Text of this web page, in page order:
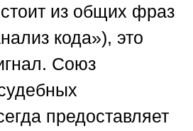
из общих фраз
кода»), это
Союз
предоставляет